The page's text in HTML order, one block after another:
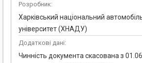
Розробник:
Харківський національний
університет (ХНАДУ)
Додаткові дані:
Чинність документа скасована з